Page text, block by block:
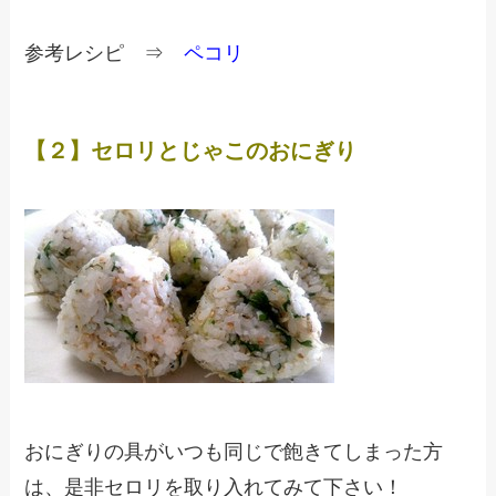
参考レシピ ⇒ペコリ
【２】セロリとじゃこのおにぎり
おにぎりの具がいつも同じで飽きてしまった方
は、是非セロリを取り入れてみて下さい！